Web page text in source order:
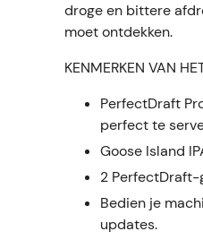
droge en bittere
moet ontdekken.
KENMERKEN VAN
PerfectDraft
perfect te
Goose Island
2 PerfectDraft-
Bedien je
updates.